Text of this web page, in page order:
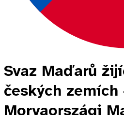
Svaz Maďarů
českých zemích
Morvaországi